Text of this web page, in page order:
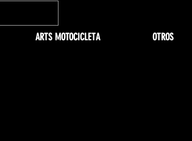
ARTS MOTOCICLETA OTROS